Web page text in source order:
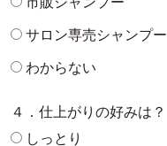
サロン専売シャンプー
わからない
４．仕上がりの好みは？
しっとり